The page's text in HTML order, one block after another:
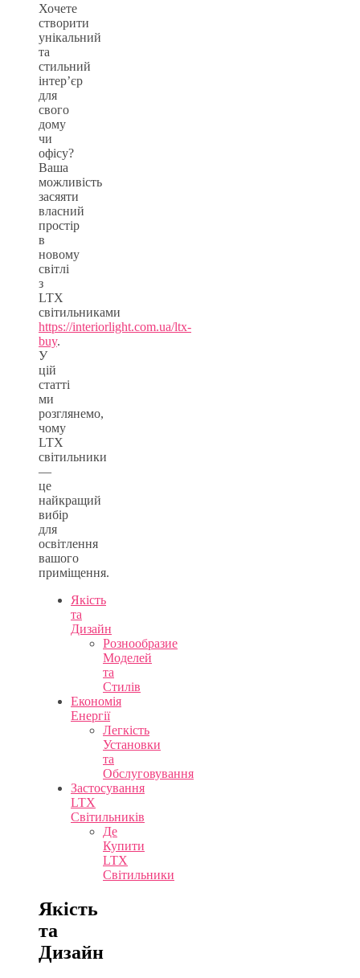
Хочете
створити
унікальний
та
стильний
інтер’єр
для
свого
дому
чи
офісу?
Ваша
можливість
засяяти
власний
простір
в
новому
світлі
з
LTX
світильниками
https://interiorlight.com.ua/ltx-
buy.
У
цій
статті
ми
розглянемо,
чому
LTX
світильники
—
це
найкращий
вибір
для
освітлення
вашого
приміщення.
Якість
та
Дизайн
Рознообразие
Моделей
та
Стилів
Економія
Енергії
Легкість
Установки
та
Обслуговування
Застосування
LTX
Світильників
Де
Купити
LTX
Світильники
Якість
та
Дизайн